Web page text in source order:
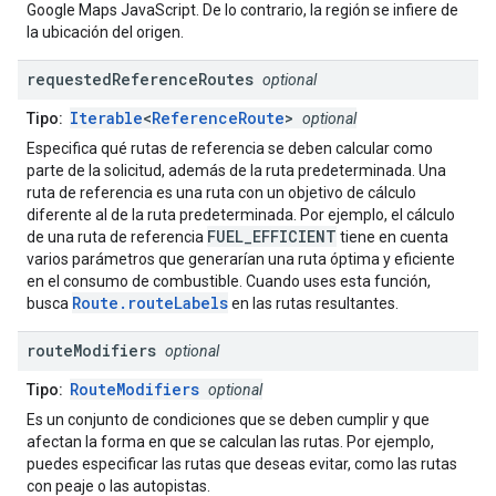
Google Maps JavaScript. De lo contrario, la región se infiere de
la ubicación del origen.
requestedReferenceRoutes optional
Tipo: Iterable<ReferenceRoute> optional
Especifica qué rutas de referencia se deben calcular como
parte de la solicitud, además de la ruta predeterminada. Una
ruta de referencia es una ruta con un objetivo de cálculo
diferente al de la ruta predeterminada. Por ejemplo, el cálculo
de una ruta de referencia FUEL_EFFICIENT tiene en cuenta
varios parámetros que generarían una ruta óptima y eficiente
en el consumo de combustible. Cuando uses esta función,
busca Route.routeLabelsen las rutas resultantes.
routeModifiers optional
Tipo: RouteModifiers optional
Es un conjunto de condiciones que se deben cumplir y que
afectan la forma en que se calculan las rutas. Por ejemplo,
puedes especificar las rutas que deseas evitar, como las rutas
con peaje o las autopistas.